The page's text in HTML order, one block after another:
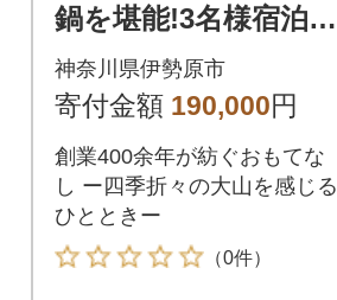
鍋を堪能!3名様宿泊券
[0248]
神奈川県伊勢原市
寄付金額 190,000円
創業400余年が紡ぐおもてな
し ー四季折々の大山を感じる
ひとときー
（0件）